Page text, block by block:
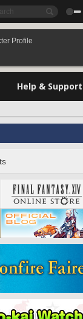
Profile
Help & Support